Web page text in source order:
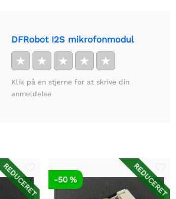
DFRobot I2S mikrofonmodul
★ ★ ★ ★ ★
Klik på en stjerne for at skrive din
anmeldelse
REDUCERET REDUCERET
-50 %